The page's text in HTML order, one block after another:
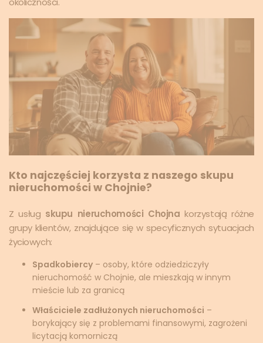
Kto najczęściej korzysta z naszego skupu
nieruchomości w Chojnie?
Z usług skupu nieruchomości Chojna korzystają różne
grupy klientów, znajdujące się w specyficznych sytuacjach
życiowych:
Spadkobiercy – osoby, które odziedziczyły
nieruchomość w Chojnie, ale mieszkają w innym
mieście lub za granicą
Właściciele zadłużonych nieruchomości –
borykający się z problemami finansowymi, zagrożeni
licytacją komorniczą